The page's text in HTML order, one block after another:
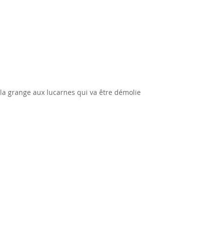
la grange aux lucarnes qui va être démolie